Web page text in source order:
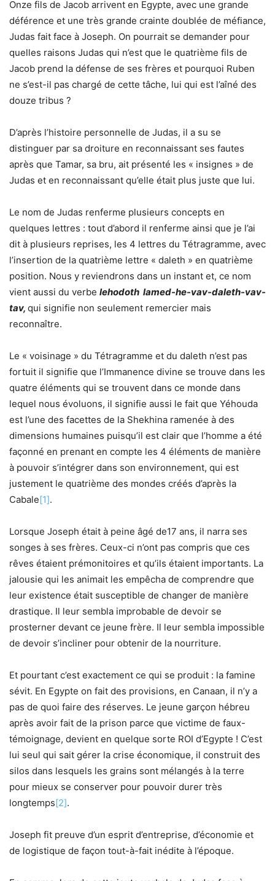
Onze fils de Jacob arrivent en Egypte, avec une grande
déférence et une très grande crainte doublée de méfiance,
Judas fait face à Joseph. On pourrait se demander pour
quelles raisons Judas qui n’est que le quatrième fils de
Jacob prend la défense de ses frères et pourquoi Ruben
ne s’est-il pas chargé de cette tâche, lui qui est l’aîné des
douze tribus ?
D’après l’histoire personnelle de Judas, il a su se
distinguer par sa droiture en reconnaissant ses fautes
après que Tamar, sa bru, ait présenté les « insignes » de
Judas et en reconnaissant qu’elle était plus juste que lui.
Le nom de Judas renferme plusieurs concepts en
quelques lettres : tout d’abord il renferme ainsi que je l’ai
dit à plusieurs reprises, les 4 lettres du Tétragramme, avec
l’insertion de la quatrième lettre « daleth » en quatrième
position. Nous y reviendrons dans un instant et, ce nom
vient aussi du verbe lehodoth lamed-he-vav-daleth-vav-
tav, qui signifie non seulement remercier mais
reconnaître.
Le « voisinage » du Tétragramme et du daleth n’est pas
fortuit il signifie que l’Immanence divine se trouve dans les
quatre éléments qui se trouvent dans ce monde dans
lequel nous évoluons, il signifie aussi le fait que Yéhouda
est l’une des facettes de la Shekhina ramenée à des
dimensions humaines puisqu’il est clair que l’homme a été
façonné en prenant en compte les 4 éléments de manière
à pouvoir s’intégrer dans son environnement, qui est
justement le quatrième des mondes créés d’après la
Cabale[1].
Lorsque Joseph était à peine âgé de17 ans, il narra ses
songes à ses frères. Ceux-ci n’ont pas compris que ces
rêves étaient prémonitoires et qu’ils étaient importants. La
jalousie qui les animait les empêcha de comprendre que
leur existence était susceptible de changer de manière
drastique. Il leur sembla improbable de devoir se
prosterner devant ce jeune frère. Il leur sembla impossible
de devoir s’incliner pour obtenir de la nourriture.
Et pourtant c’est exactement ce qui se produit : la famine
sévit. En Egypte on fait des provisions, en Canaan, il n’y a
pas de quoi faire des réserves. Le jeune garçon hébreu
après avoir fait de la prison parce que victime de faux-
témoignage, devient en quelque sorte ROI d’Egypte ! C’est
lui seul qui sait gérer la crise économique, il construit des
silos dans lesquels les grains sont mélangés à la terre
pour mieux se conserver pour pouvoir durer très
longtemps[2].
Joseph fit preuve d’un esprit d’entreprise, d’économie et
de logistique de façon tout-à-fait inédite à l’époque.